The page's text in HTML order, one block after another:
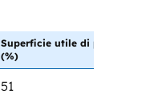
Superficie utile di
(%)
51